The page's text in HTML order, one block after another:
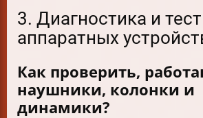
3. Диагностика и
аппаратных
Как проверить,
наушники, колонки и
динамики?